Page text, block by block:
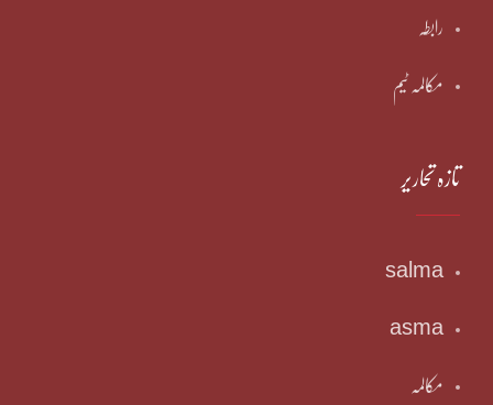
رابطہ
مکالمہ ٹیم
تازہ تحاریر
salma
asma
مکالمہ